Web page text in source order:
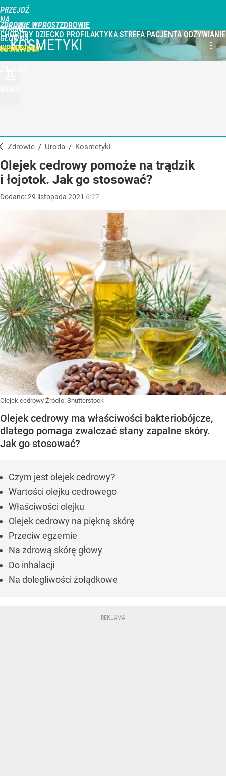
PRZEJDŹ
NA
STRONĘ
GŁÓWNĄ
WPROST.PL
ZDROWIE WPROST
CHOROBY DZIECKO PROFILAKTYKA STREFA PACJENTA ODŻYWIANIE
KOSMETYKI
Zdrowie / Uroda / Kosmetyki
Olejek cedrowy pomoże na trądzik
i łojotok. Jak go stosować?
Dodano:29 listopada 2021 6:27
Olejek cedrowy Źródło: Shutterstock
Olejek cedrowy ma właściwości bakteriobójcze,
dlatego pomaga zwalczać stany zapalne skóry.
Jak go stosować?
Czym jest olejek cedrowy?
Wartości olejku cedrowego
Właściwości olejku
Olejek cedrowy na piękną skórę
Przeciw egzemie
Na zdrową skórę głowy
Do inhalacji
Na dolegliwości żołądkowe